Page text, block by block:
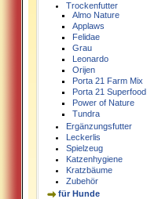
Trockenfutter
Almo Nature
Applaws
Felidae
Grau
Leonardo
Orijen
Porta 21 Farm Mix
Porta 21 Superfood
Power of Nature
Tundra
Ergänzungsfutter
Leckerlis
Spielzeug
Katzenhygiene
Kratzbäume
Zubehör
für Hunde